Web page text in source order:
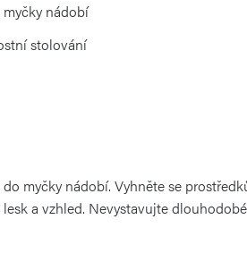
nádobí
stolování
myčky nádobí. Vyhněte se
a vzhled. Nevystavujte